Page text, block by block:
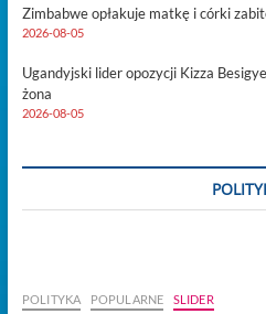
Zimbabwe opłakuje matkę i córki
2026-08-05
Ugandyjski lider opozycji Kizza
żona
2026-08-05
POLITYKA POPULARNE SLIDER